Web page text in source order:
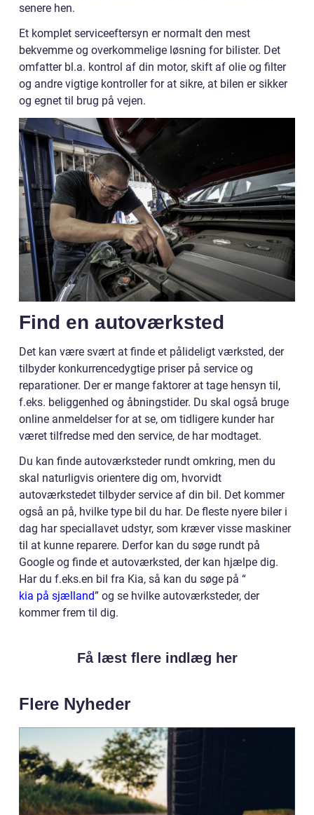
senere hen.
Et komplet serviceeftersyn er normalt den mest
bekvemme og overkommelige løsning for bilister. Det
omfatter bl.a. kontrol af din motor, skift af olie og filter
og andre vigtige kontroller for at sikre, at bilen er sikker
og egnet til brug på vejen.
Find en autoværksted
Det kan være svært at finde et pålideligt værksted, der
tilbyder konkurrencedygtige priser på service og
reparationer. Der er mange faktorer at tage hensyn til,
f.eks. beliggenhed og åbningstider. Du skal også bruge
online anmeldelser for at se, om tidligere kunder har
været tilfredse med den service, de har modtaget.
Du kan finde autoværksteder rundt omkring, men du
skal naturligvis orientere dig om, hvorvidt
autoværkstedet tilbyder service af din bil. Det kommer
også an på, hvilke type bil du har. De fleste nyere biler i
dag har speciallavet udstyr, som kræver visse maskiner
til at kunne reparere. Derfor kan du søge rundt på
Google og finde et autoværksted, der kan hjælpe dig.
Har du f.eks.en bil fra Kia, så kan du søge på “
kia på sjælland” og se hvilke autoværksteder, der
kommer frem til dig.
Få læst flere indlæg her
Flere Nyheder